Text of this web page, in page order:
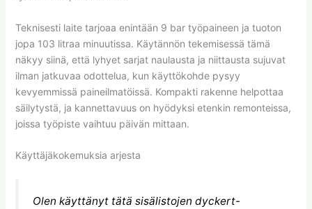
Teknisesti laite tarjoaa enintään 9 bar työpaineen ja tuoton
jopa 103 litraa minuutissa. Käytännön tekemisessä tämä
näkyy siinä, että lyhyet sarjat naulausta ja niittausta sujuvat
ilman jatkuvaa odottelua, kun käyttökohde pysyy
kevyemmissä paineilmatöissä. Kompakti rakenne helpottaa
säilytystä, ja kannettavuus on hyödyksi etenkin remonteissa,
joissa työpiste vaihtuu päivän mittaan.
Käyttäjäkokemuksia arjesta
Olen käyttänyt tätä sisälistojen dyckert-